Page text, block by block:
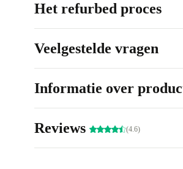
Het refurbed proces
Veelgestelde vragen
Informatie over
Reviews (4.6)